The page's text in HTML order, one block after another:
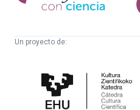
ciencia
Un proyecto de:
Cultura
Científica